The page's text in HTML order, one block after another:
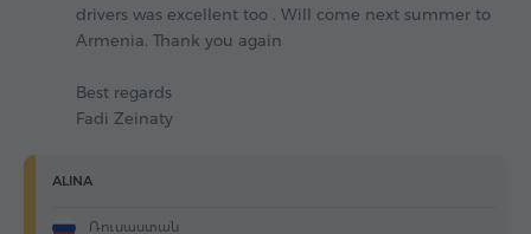
drivers was excellent too . Will come next summer to
Armenia. Thank you again
Best regards
Fadi Zeinaty
ALINA
Ռուսաստան